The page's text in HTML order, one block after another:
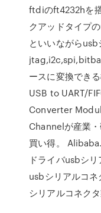
ftdiのft4232hを
クアッドタイプ
といいながら
ースに変換でき
USB to UART/
Converter
Channelが産業
買い得。
ドライバusbシ
usbシリアルコ
シリアルコネク